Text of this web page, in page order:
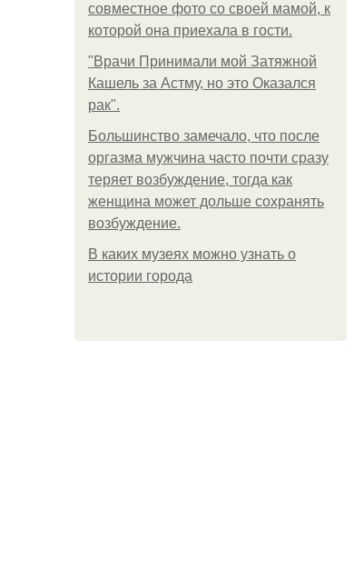
совместное фото со своей мамой, к
которой она приехала в гости.
"Врачи Принимали мой Затяжной
Кашель за Астму, но это Оказался
рак".
Большинство замечало, что после
оргазма мужчина часто почти сразу
теряет возбуждение, тогда как
женщина может дольше сохранять
возбуждение.
В каких музеях можно узнать о
истории города